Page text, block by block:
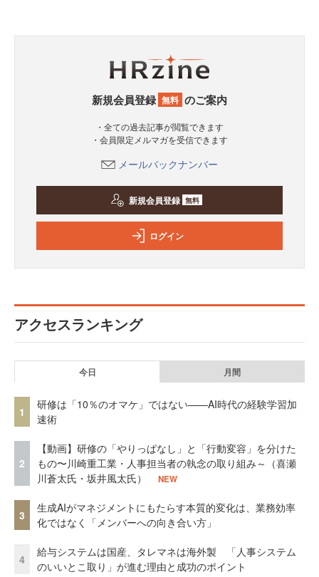
新規会員登録 無料 のご案内
・全ての過去記事が閲覧できます
・会員限定メルマガを受信できます
メールバックナンバー
新規会員登録 無料
ログイン
アクセスランキング
今日 月間
1
研修は「10％のオマケ」ではない——AI時代の経験学習加
速術
2
【動画】研修の「やりっぱなし」と「行動変容」を分けた
もの〜川崎重工業・人事担当者の執念の取り組み～（喜瀬
川蒼太氏・坂井風太氏）
NEW
3
生成AIがマネジメントにもたらす本質的変化は、業務効率
化ではなく「メンバーへの向き合い方」
4
給与システムは国産、タレマネは海外製 「人事システム
のいいとこ取り」が進む理由と成功のポイント